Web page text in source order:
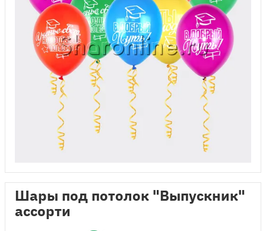
Шары под потолок "Выпускник"
ассорти